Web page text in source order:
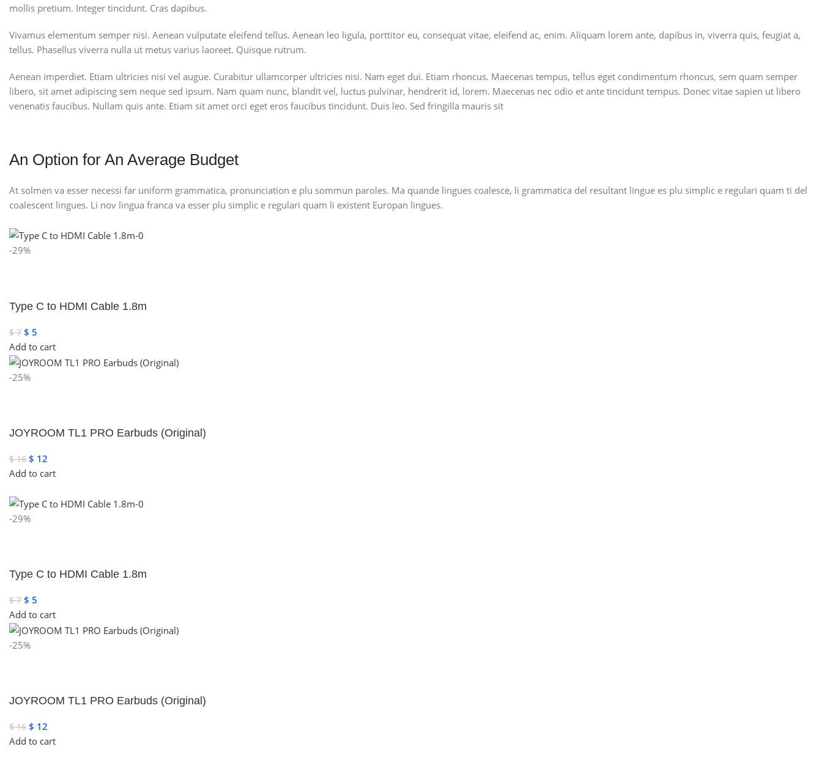
mollis pretium. Integer tincidunt. Cras dapibus.
Vivamus elementum semper nisi. Aenean vulputate eleifend tellus. Aenean leo ligula, porttitor eu, consequat vitae, eleifend ac, enim. Aliquam lorem ante, dapibus in, viverra quis, feugiat a,
tellus. Phasellus viverra nulla ut metus varius laoreet. Quisque rutrum.
Aenean imperdiet. Etiam ultricies nisi vel augue. Curabitur ullamcorper ultricies nisi. Nam eget dui. Etiam rhoncus. Maecenas tempus, tellus eget condimentum rhoncus, sem quam semper
libero, sit amet adipiscing sem neque sed ipsum. Nam quam nunc, blandit vel, luctus pulvinar, hendrerit id, lorem. Maecenas nec odio et ante tincidunt tempus. Donec vitae sapien ut libero
venenatis faucibus. Nullam quis ante. Etiam sit amet orci eget eros faucibus tincidunt. Duis leo. Sed fringilla mauris sit
An Option for An Average Budget
At solmen va esser necessi far uniform grammatica, pronunciation e plu sommun paroles. Ma quande lingues coalesce, li grammatica del resultant lingue es plu simplic e regulari quam ti del
coalescent lingues. Li nov lingua franca va esser plu simplic e regulari quam li existent Europan lingues.
-29%
Type C to HDMI Cable 1.8m
$7 $ 5
Add to cart
-25%
JOYROOM TL1 PRO Earbuds (Original)
$16 $ 12
Add to cart
-29%
Type C to HDMI Cable 1.8m
$7 $ 5
Add to cart
-25%
JOYROOM TL1 PRO Earbuds (Original)
$16 $ 12
Add to cart